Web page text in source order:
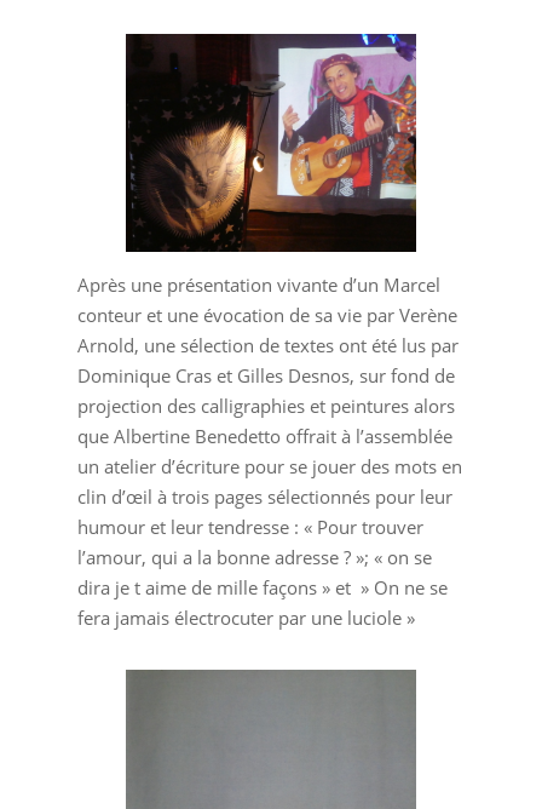
Après une présentation vivante d’un Marcel
conteur et une évocation de sa vie par Verène
Arnold, une sélection de textes ont été lus par
Dominique Cras et Gilles Desnos, sur fond de
projection des calligraphies et peintures alors
que Albertine Benedetto offrait à l’assemblée
un atelier d’écriture pour se jouer des mots en
clin d’œil à trois pages sélectionnés pour leur
humour et leur tendresse : « Pour trouver
l’amour, qui a la bonne adresse ? »; « on se
dira je t aime de mille façons » et » On ne se
fera jamais électrocuter par une luciole »